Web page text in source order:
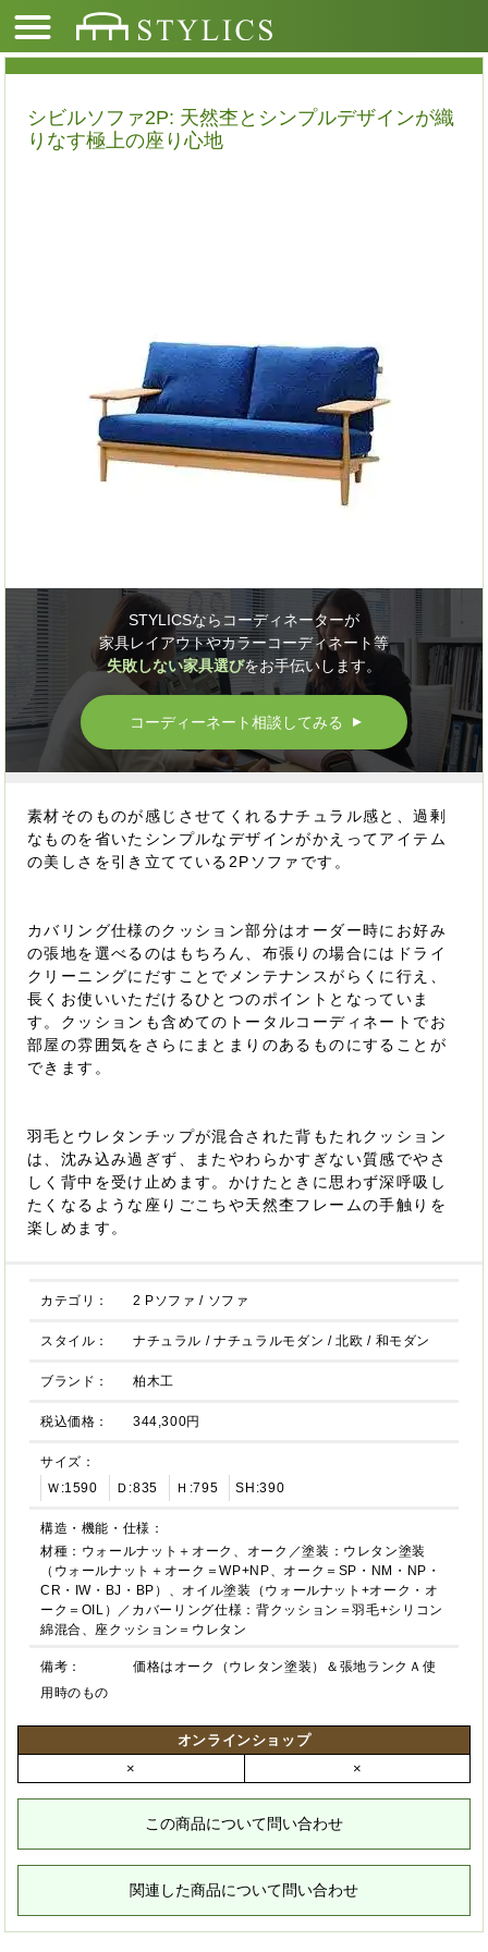
シビルソファ2P: 天然杢とシンプルデザインが織
りなす極上の座り心地
STYLICSならコーディネーターが
家具レイアウトやカラーコーディネート等
失敗しない家具選びをお手伝いします。
コーディーネート相談してみる ▲
素材そのものが感じさせてくれるナチュラル感と、過剰
なものを省いたシンプルなデザインがかえってアイテム
の美しさを引き立てている2Pソファです。
カバリング仕様のクッション部分はオーダー時にお好み
の張地を選べるのはもちろん、布張りの場合にはドライ
クリーニングにだすことでメンテナンスがらくに行え、
長くお使いいただけるひとつのポイントとなっていま
す。クッションも含めてのトータルコーディネートでお
部屋の雰囲気をさらにまとまりのあるものにすることが
できます。
羽毛とウレタンチップが混合された背もたれクッション
は、沈み込み過ぎず、またやわらかすぎない質感でやさ
しく背中を受け止めます。かけたときに思わず深呼吸し
たくなるような座りごこちや天然杢フレームの手触りを
楽しめます。
カテゴリ： 2 Pソファ / ソファ
スタイル： ナチュラル /ナチュラルモダン /北欧 / 和モダン
ブランド： 柏木工
税込価格： 344,300円
サイズ：
Ｗ:1590
Ｄ:835 Ｈ:795 SH:390
構造・機能・仕様：
材種：ウォールナット＋オーク、オーク／塗装：ウレタン塗装
（ウォールナット＋オーク＝WP+NP、オーク＝SP・NM・NP・
CR・IW・BJ・BP）、オイル塗装（ウォールナット+オーク・オ
ーク＝OIL）／カバーリング仕様：背クッション＝羽毛+シリコン
綿混合、座クッション＝ウレタン
備考：
価格はオーク（ウレタン塗装）＆張地ランクＡ使
用時のもの
オンラインショップ
×
×
この商品について問い合わせ
関連した商品について問い合わせ